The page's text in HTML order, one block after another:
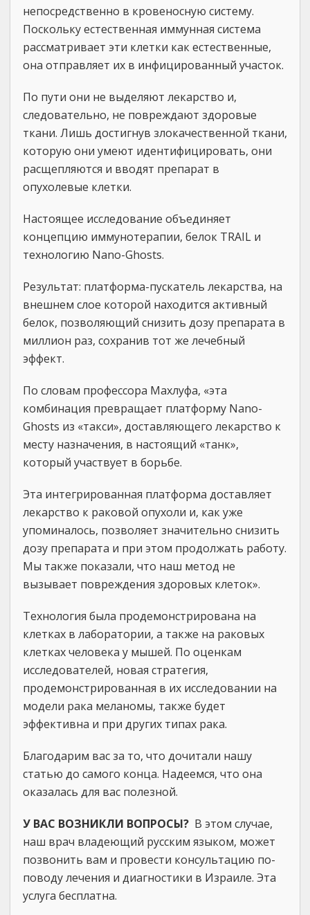
непосредственно в кровеносную систему.
Поскольку естественная иммунная система
рассматривает эти клетки как естественные,
она отправляет их в инфицированный участок.
По пути они не выделяют лекарство и,
следовательно, не повреждают здоровые
ткани. Лишь достигнув злокачественной ткани,
которую они умеют идентифицировать, они
расщепляются и вводят препарат в
опухолевые клетки.
Настоящее исследование объединяет
концепцию иммунотерапии, белок TRAIL и
технологию Nano-Ghosts.
Результат: платформа-пускатель лекарства, на
внешнем слое которой находится активный
белок, позволяющий снизить дозу препарата в
миллион раз, сохранив тот же лечебный
эффект.
По словам профессора Махлуфа, «эта
комбинация превращает платформу Nano-
Ghosts из «такси», доставляющего лекарство к
месту назначения, в настоящий «танк»,
который участвует в борьбе.
Эта интегрированная платформа доставляет
лекарство к раковой опухоли и, как уже
упоминалось, позволяет значительно снизить
дозу препарата и при этом продолжать работу.
Мы также показали, что наш метод не
вызывает повреждения здоровых клеток».
Технология была продемонстрирована на
клетках в лаборатории, а также на раковых
клетках человека у мышей. По оценкам
исследователей, новая стратегия,
продемонстрированная в их исследовании на
модели рака меланомы, также будет
эффективна и при других типах рака.
Благодарим вас за то, что дочитали нашу
статью до самого конца. Надеемся, что она
оказалась для вас полезной.
У ВАС ВОЗНИКЛИ ВОПРОСЫ? В этом случае,
наш врач владеющий русским языком, может
позвонить вам и провести консультацию по-
поводу лечения и диагностики в Израиле. Эта
услуга бесплатна.